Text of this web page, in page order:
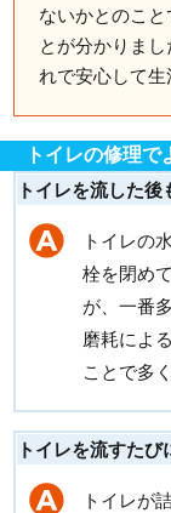
ないかとのこ
とが分かりま
れで安心して生
トイレの修理で
トイレを流した後
トイレの
栓を閉め
が、一番
磨耗によ
ことで多
トイレを流すたび
トイレが